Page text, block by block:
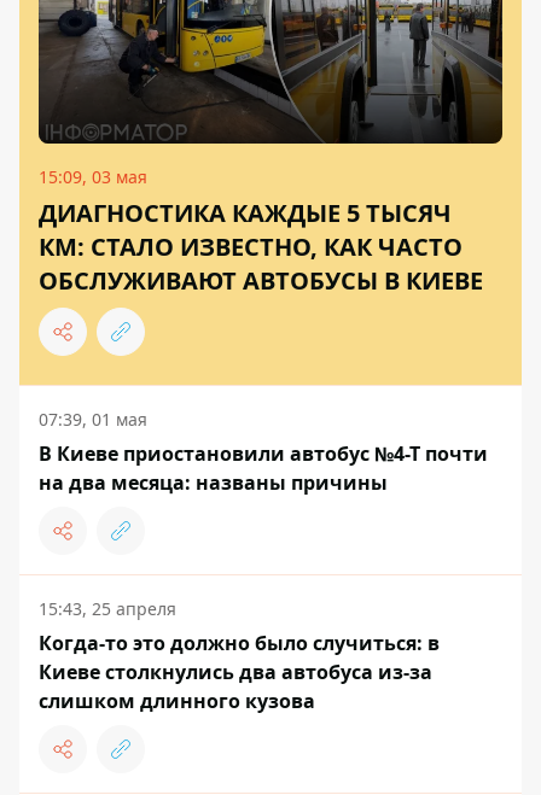
15:09, 03 мая
ДИАГНОСТИКА КАЖДЫЕ 5 ТЫСЯЧ
КМ: СТАЛО ИЗВЕСТНО, КАК ЧАСТО
ОБСЛУЖИВАЮТ АВТОБУСЫ В КИЕВЕ
07:39, 01 мая
В Киеве приостановили автобус №4-Т почти
на два месяца: названы причины
15:43, 25 апреля
Когда-то это должно было случиться: в
Киеве столкнулись два автобуса из-за
слишком длинного кузова